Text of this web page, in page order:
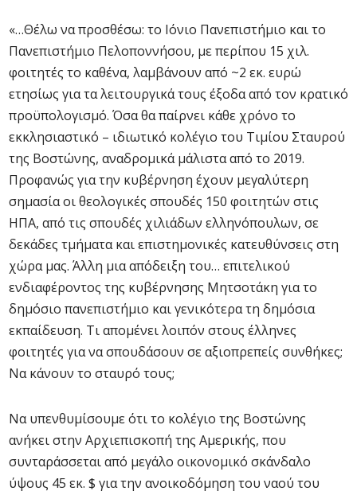
«…Θέλω να προσθέσω: το Ιόνιο Πανεπιστήμιο και το
Πανεπιστήμιο Πελοποννήσου, με περίπου 15 χιλ.
φοιτητές το καθένα, λαμβάνουν από ~2 εκ. ευρώ
ετησίως για τα λειτουργικά τους έξοδα από τον κρατικό
προϋπολογισμό. Όσα θα παίρνει κάθε χρόνο το
εκκλησιαστικό – ιδιωτικό κολέγιο του Τιμίου Σταυρού
της Βοστώνης, αναδρομικά μάλιστα από το 2019.
Προφανώς για την κυβέρνηση έχουν μεγαλύτερη
σημασία οι θεολογικές σπουδές 150 φοιτητών στις
ΗΠΑ, από τις σπουδές χιλιάδων ελληνόπουλων, σε
δεκάδες τμήματα και επιστημονικές κατευθύνσεις στη
χώρα μας. Άλλη μια απόδειξη του… επιτελικού
ενδιαφέροντος της κυβέρνησης Μητσοτάκη για το
δημόσιο πανεπιστήμιο και γενικότερα τη δημόσια
εκπαίδευση. Τι απομένει λοιπόν στους έλληνες
φοιτητές για να σπουδάσουν σε αξιοπρεπείς συνθήκες;
Να κάνουν το σταυρό τους;
Να υπενθυμίσουμε ότι το κολέγιο της Βοστώνης
ανήκει στην Αρχιεπισκοπή της Αμερικής, που
συνταράσσεται από μεγάλο οικονομικό σκάνδαλο
ύψους 45 εκ. $ για την ανοικοδόμηση του ναού του